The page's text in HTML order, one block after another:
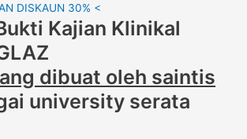
DISKAUN 30% <
Kajian Klinikal
dibuat oleh saintis
university serata